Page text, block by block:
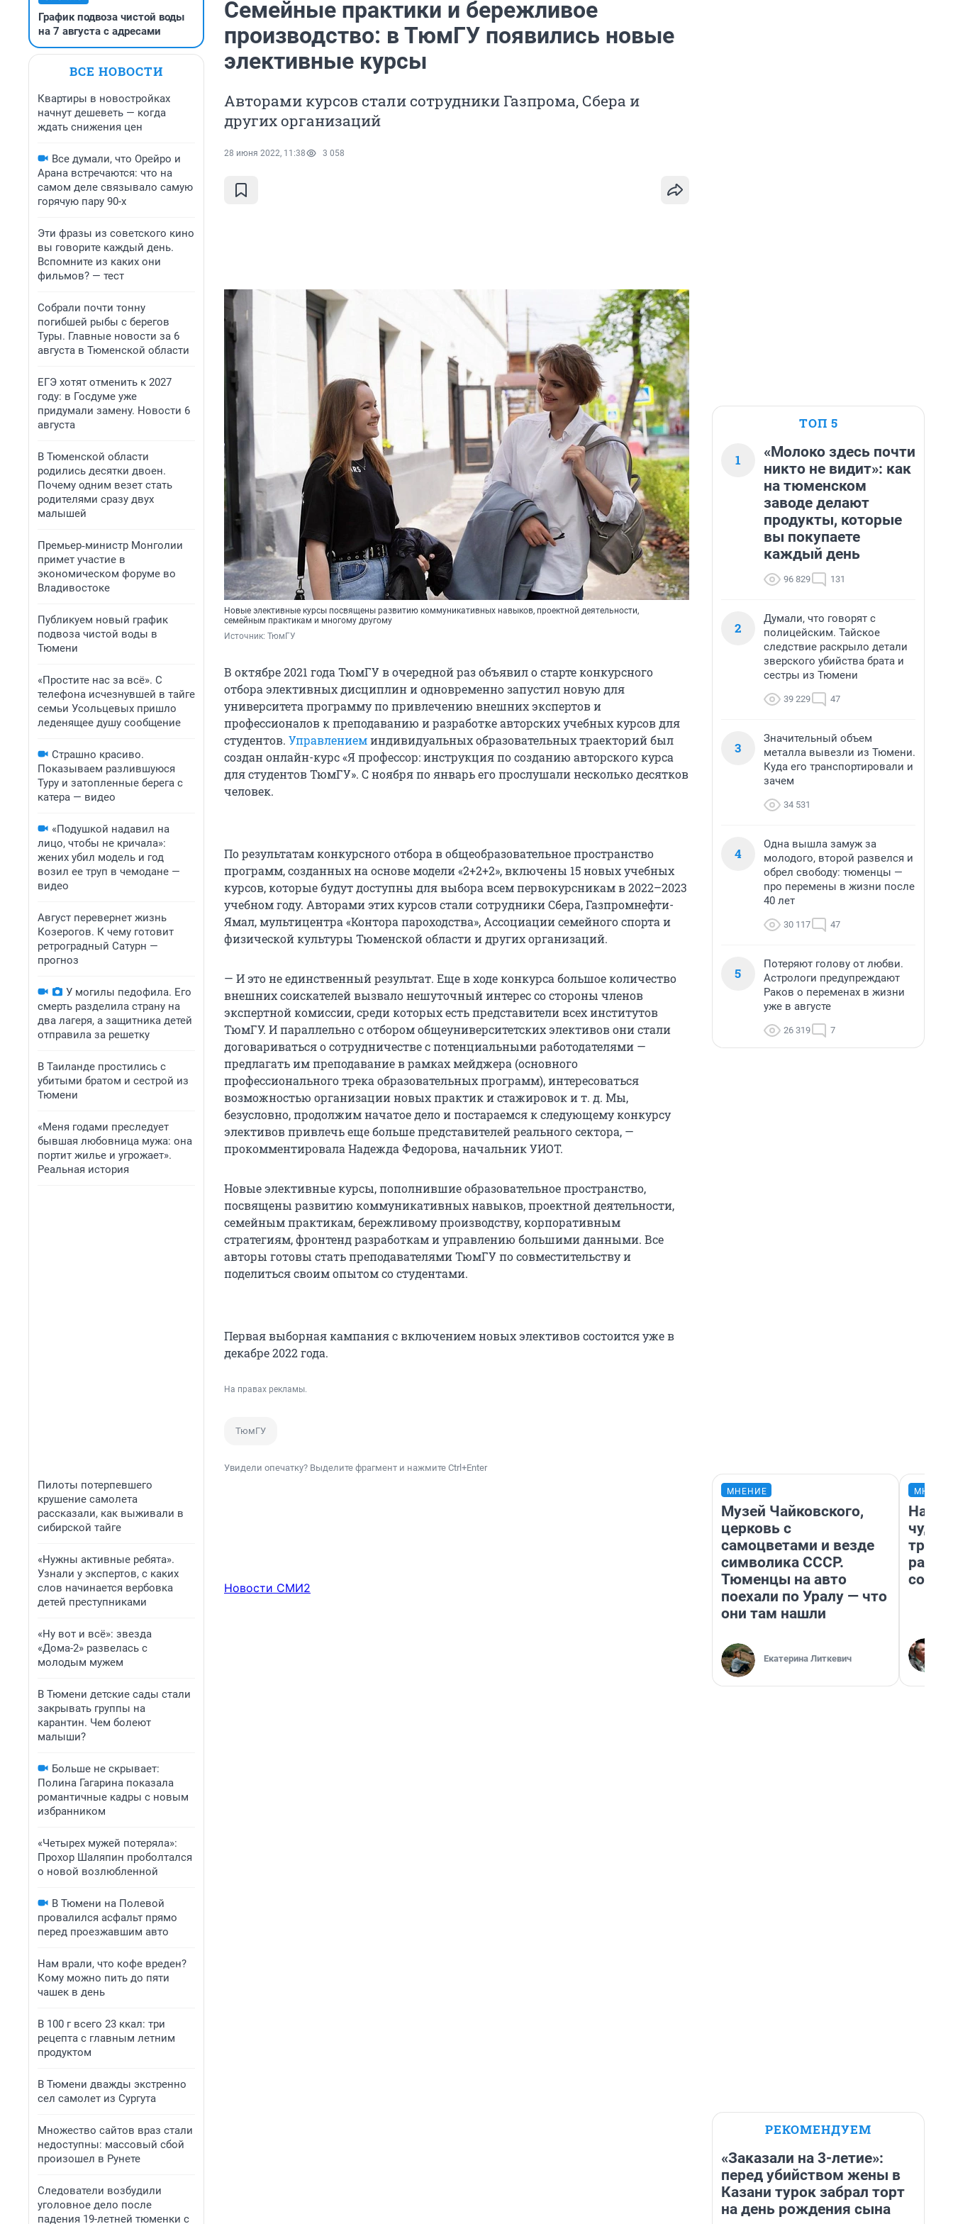
График подвоза чистой воды
на 7 августа с адресами
ВСЕ НОВОСТИ
Квартиры в новостройках
начнут дешеветь — когда
ждать снижения цен
Все думали, что Орейро и
Арана встречаются: что на
самом деле связывало самую
горячую пару 90-х
Эти фразы из советского кино
вы говорите каждый день.
Вспомните из каких они
фильмов? — тест
Собрали почти тонну
погибшей рыбы с берегов
Туры. Главные новости за 6
августа в Тюменской области
ЕГЭ хотят отменить к 2027
году: в Госдуме уже
придумали замену. Новости 6
августа
В Тюменской области
родились десятки двоен.
Почему одним везет стать
родителями сразу двух
малышей
Премьер‑министр Монголии
примет участие в
экономическом форуме во
Владивостоке
Публикуем новый график
подвоза чистой воды в
Тюмени
«Простите нас за всё». С
телефона исчезнувшей в тайге
семьи Усольцевых пришло
леденящее душу сообщение
Страшно красиво.
Показываем разлившуюся
Туру и затопленные берега с
катера — видео
«Подушкой надавил на
лицо, чтобы не кричала»:
жених убил модель и год
возил ее труп в чемодане —
видео
Август перевернет жизнь
Козерогов. К чему готовит
ретроградный Сатурн —
прогноз
У могилы педофила. Его
смерть разделила страну на
два лагеря, а защитника детей
отправила за решетку
В Таиланде простились с
убитыми братом и сестрой из
Тюмени
«Меня годами преследует
бывшая любовница мужа: она
портит жилье и угрожает».
Реальная история
Пилоты потерпевшего
крушение самолета
рассказали, как выживали в
сибирской тайге
«Нужны активные ребята».
Узнали у экспертов, с каких
слов начинается вербовка
детей преступниками
«Ну вот и всё»: звезда
«Дома-2» развелась с
молодым мужем
В Тюмени детские сады стали
закрывать группы на
карантин. Чем болеют
малыши?
Больше не скрывает:
Полина Гагарина показала
романтичные кадры с новым
избранником
«Четырех мужей потеряла»:
Прохор Шаляпин проболтался
о новой возлюбленной
В Тюмени на Полевой
провалился асфальт прямо
перед проезжавшим авто
Нам врали, что кофе вреден?
Кому можно пить до пяти
чашек в день
В 100 г всего 23 ккал: три
рецепта с главным летним
продуктом
В Тюмени дважды экстренно
сел самолет из Сургута
Множество сайтов враз стали
недоступны: массовый сбой
произошел в Рунете
Следователи возбудили
уголовное дело после
падения 19-летней тюменки с
Семейные практики и бережливое
производство: в ТюмГУ появились новые
элективные курсы
Авторами курсов стали сотрудники Газпрома, Сбера и
других организаций
28 июня 2022, 11:38 3 058
Новые элективные курсы посвящены развитию коммуникативных навыков, проектной деятельности,
семейным практикам и многому другому
Источник: ТюмГУ
В октябре 2021 года ТюмГУ в очередной раз объявил о старте конкурсного
отбора элективных дисциплин и одновременно запустил новую для
университета программу по привлечению внешних экспертов и
профессионалов к преподаванию и разработке авторских учебных курсов для
студентов. Управлениеминдивидуальных образовательных траекторий был
создан онлайн-курс «Я профессор: инструкция по созданию авторского курса
для студентов ТюмГУ». С ноября по январь его прослушали несколько десятков
человек.
По результатам конкурсного отбора в общеобразовательное пространство
программ, созданных на основе модели «2+2+2», включены 15 новых учебных
курсов, которые будут доступны для выбора всем первокурсникам в 2022–2023
учебном году. Авторами этих курсов стали сотрудники Сбера, Газпромнефти-
Ямал, мультицентра «Контора пароходства», Ассоциации семейного спорта и
физической культуры Тюменской области и других организаций.
— И это не единственный результат. Еще в ходе конкурса большое количество
внешних соискателей вызвало нешуточный интерес со стороны членов
экспертной комиссии, среди которых есть представители всех институтов
ТюмГУ. И параллельно с отбором общеуниверситетских элективов они стали
договариваться о сотрудничестве с потенциальными работодателями —
предлагать им преподавание в рамках мейджера (основного
профессионального трека образовательных программ), интересоваться
возможностью организации новых практик и стажировок и т. д. Мы,
безусловно, продолжим начатое дело и постараемся к следующему конкурсу
элективов привлечь еще больше представителей реального сектора, —
прокомментировала Надежда Федорова, начальник УИОТ.
Новые элективные курсы, пополнившие образовательное пространство,
посвящены развитию коммуникативных навыков, проектной деятельности,
семейным практикам, бережливому производству, корпоративным
стратегиям, фронтенд разработкам и управлению большими данными. Все
авторы готовы стать преподавателями ТюмГУ по совместительству и
поделиться своим опытом со студентами.
Первая выборная кампания с включением новых элективов состоится уже в
декабре 2022 года.
На правах рекламы.
ТюмГУ
Увидели опечатку? Выделите фрагмент и нажмите Ctrl+Enter
Новости СМИ2
ТОП 5
1
«Молоко здесь почти
никто не видит»: как
на тюменском
заводе делают
продукты, которые
вы покупаете
каждый день
96 829 131
2
Думали, что говорят с
полицейским. Тайское
следствие раскрыло детали
зверского убийства брата и
сестры из Тюмени
39 229 47
3
Значительный объем
металла вывезли из Тюмени.
Куда его транспортировали и
зачем
34 531
4
Одна вышла замуж за
молодого, второй развелся и
обрел свободу: тюменцы —
про перемены в жизни после
40 лет
30 117 47
5
Потеряют голову от любви.
Астрологи предупреждают
Раков о переменах в жизни
уже в августе
26 319 7
МНЕНИЕ
Музей Чайковского,
церковь с
самоцветами и везде
символика СССР.
Тюменцы на авто
поехали по Уралу — что
они там нашли
Екатерина Литкевич
РЕКОМЕНДУЕМ
«Заказали на 3-летие»:
перед убийством жены в
Казани турок забрал торт
на день рождения сына